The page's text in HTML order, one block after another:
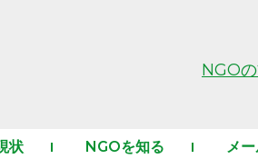
NGO
状 NGOを知る メ